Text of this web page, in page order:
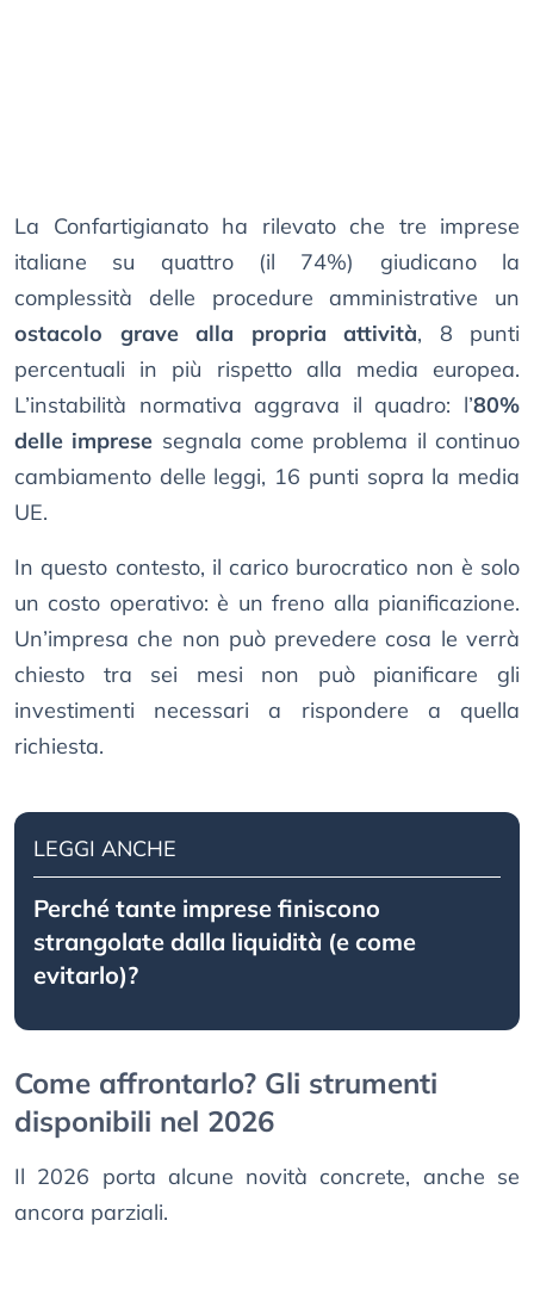
La Confartigianato ha rilevato che tre imprese
italiane su quattro (il 74%) giudicano la
complessità delle procedure amministrative un
ostacolo grave alla propria attività, 8 punti
percentuali in più rispetto alla media europea.
L’instabilità normativa aggrava il quadro: l’80%
delle imprese segnala come problema il continuo
cambiamento delle leggi, 16 punti sopra la media
UE.
In questo contesto, il carico burocratico non è solo
un costo operativo: è un freno alla pianificazione.
Un’impresa che non può prevedere cosa le verrà
chiesto tra sei mesi non può pianificare gli
investimenti necessari a rispondere a quella
richiesta.
LEGGI ANCHE
Perché tante imprese finiscono
strangolate dalla liquidità (e come
evitarlo)?
Come affrontarlo? Gli strumenti
disponibili nel 2026
Il 2026 porta alcune novità concrete, anche se
ancora parziali.